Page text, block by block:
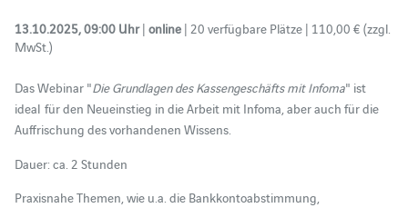
13.10.2025, 09:00 Uhr| online | 20 verfügbare Plätze | 110,00 € (zzgl.
MwSt.)
Das Webinar "Die Grundlagen des Kassengeschäfts mit Infoma" ist
ideal für den Neueinstieg in die Arbeit mit Infoma, aber auch für die
Auffrischung des vorhandenen Wissens.
Dauer: ca. 2 Stunden
Praxisnahe Themen, wie u.a. die Bankkontoabstimmung,